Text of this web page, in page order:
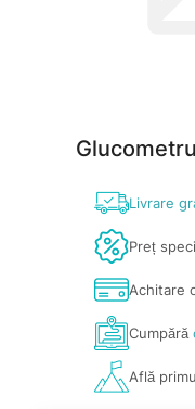
Livrare
Preț
Achitare
Cumpără
Află